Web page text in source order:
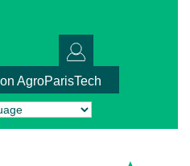
AgroParisTech
Translate